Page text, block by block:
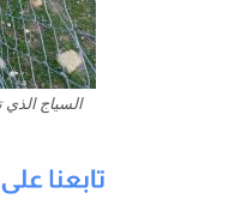
السياج الذي